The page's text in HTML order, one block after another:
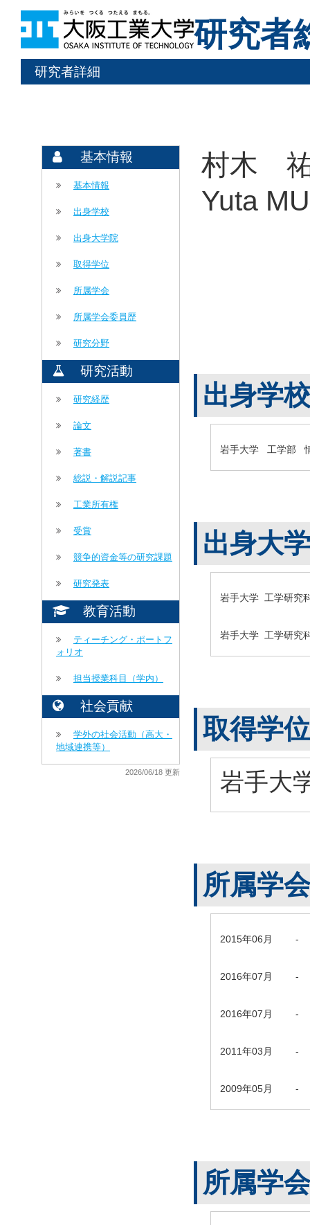
研究者
研究者詳細
基本情報
基本情報
出身学校
出身大学院
取得学位
所属学会
所属学会委員歴
研究分野
研究活動
研究経歴
論文
著書
総説・解説記事
工業所有権
受賞
競争的資金等の研究課題
研究発表
教育活動
ティーチング・ポートフ
ォリオ
担当授業科目（学内）
社会貢献
学外の社会活動（高大・
地域連携等）
2026/06/18 更新
村木
Yuta
出身学校
岩手大学 工学部
出身大
岩手大学 工学研究
岩手大学 工学研究
取得学位
岩手大
所属学会
2015年06月 -
2016年07月 -
2016年07月 -
2011年03月 -
2009年05月 -
所属学